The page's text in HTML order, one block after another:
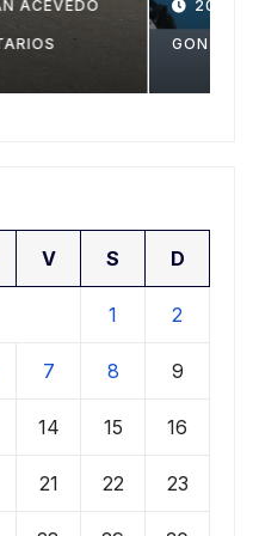
ADIAN ACEVEDO
V S D
1 2
7 8 9
14 15 16
21 22 23